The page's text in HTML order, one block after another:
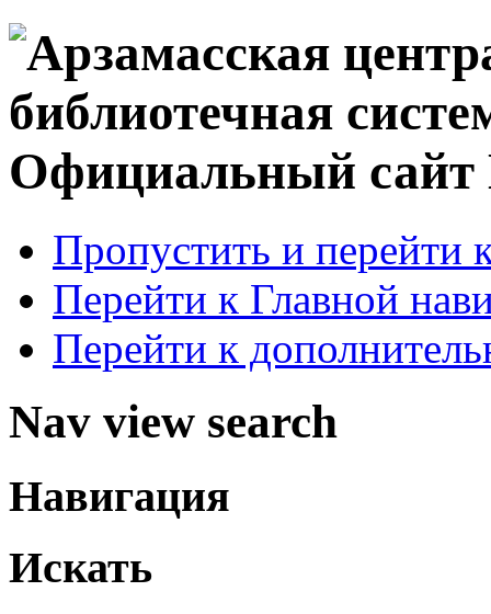
Официальный
Пропустить и перейти
Перейти к Главной
Перейти к
Nav view search
Навигация
Искать